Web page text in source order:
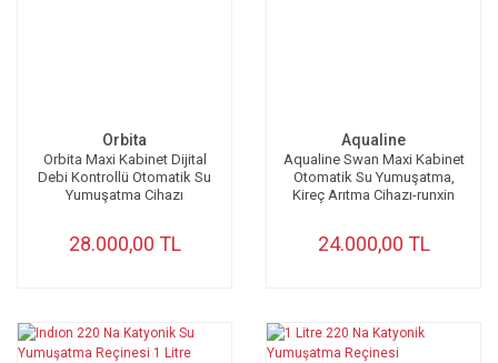
Orbita
Orbita Maxi Kabinet Dijital
Debi Kontrollü Otomatik Su
Yumuşatma Cihazı
28.000,00 TL
Aqualine
Aqualine Swan Maxi Kabinet
Otomatik Su Yumuşatma,
Kireç Arıtma Cihazı-runxin
24.000,00 TL